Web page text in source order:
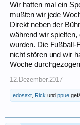
Wir hatten mal ein
mußten wir jede
Direkt neben der
während wir spielten,
wurden. Die Fußball-
nicht stören und wir
Woche
12.Dezember.2017
edosaxt Rick und ppue